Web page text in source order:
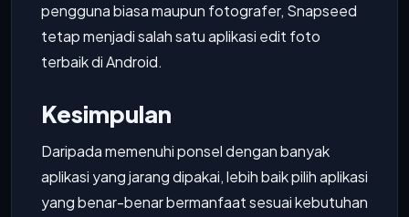
pengguna biasa maupun fotografer, Snapseed
tetap menjadi salah satu aplikasi edit foto
terbaik di Android.
Kesimpulan
Daripada memenuhi ponsel dengan banyak
aplikasi yang jarang dipakai, lebih baik pilih aplikasi
yang benar-benar bermanfaat sesuai kebutuhan